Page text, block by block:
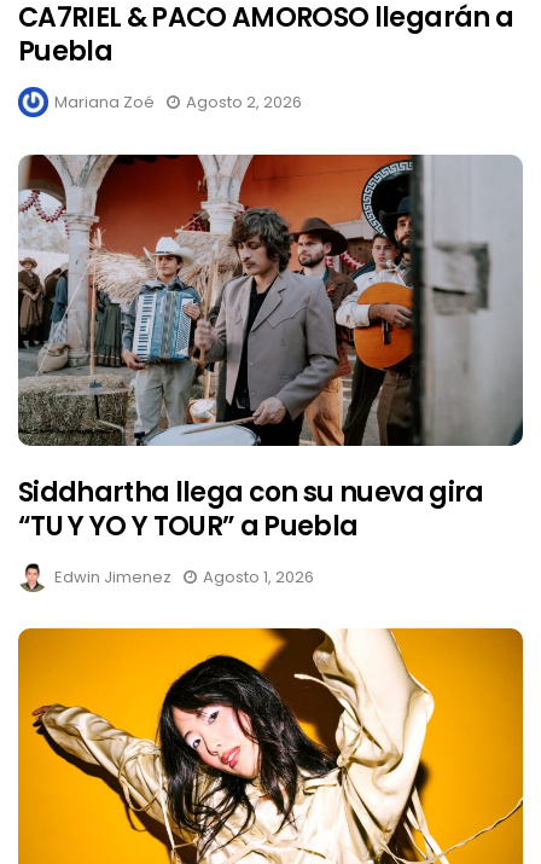
CA7RIEL & PACO AMOROSO llegarán a
Puebla
Mariana Zoé Agosto 2, 2026
Siddhartha llega con su nueva gira
“TU Y YO Y TOUR” a Puebla
Edwin Jimenez Agosto 1, 2026